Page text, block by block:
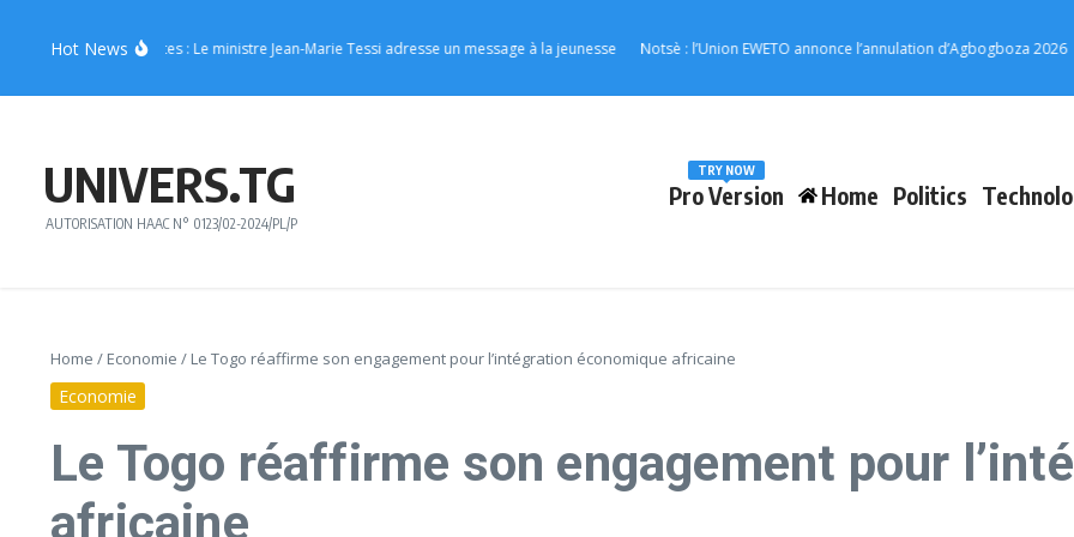
Hot News
énergisantes : Le ministre Jean-Marie Tessi adresse un message à la jeunesse Notsè : l’Union EWETO annonce l’annulation d’Agbogboza 2026
UNIVERS.TG
AUTORISATION HAAC N° 0123/02-2024/PL/P
Pro Version
TRY NOW
Home Politics
Home / Economie / Le Togo réaffirme son engagement pour l’intégration économique africaine
Economie
Le Togo réaffirme son engagement pour
africaine